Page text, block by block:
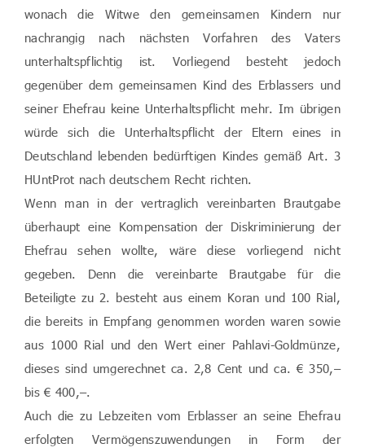
wonach die Witwe den gemeinsamen Kindern nur
nachrangig nach nächsten Vorfahren des Vaters
unterhaltspflichtig ist. Vorliegend besteht jedoch
gegenüber dem gemeinsamen Kind des Erblassers und
seiner Ehefrau keine Unterhaltspflicht mehr. Im übrigen
würde sich die Unterhaltspflicht der Eltern eines in
Deutschland lebenden bedürftigen Kindes gemäß Art. 3
HUntProt nach deutschem Recht richten.
Wenn man in der vertraglich vereinbarten Brautgabe
überhaupt eine Kompensation der Diskriminierung der
Ehefrau sehen wollte, wäre diese vorliegend nicht
gegeben. Denn die vereinbarte Brautgabe für die
Beteiligte zu 2. besteht aus einem Koran und 100 Rial,
die bereits in Empfang genommen worden waren sowie
aus 1000 Rial und den Wert einer Pahlavi-Goldmünze,
dieses sind umgerechnet ca. 2,8 Cent und ca. € 350,–
bis € 400,–.
Auch die zu Lebzeiten vom Erblasser an seine Ehefrau
erfolgten Vermögenszuwendungen in Form der